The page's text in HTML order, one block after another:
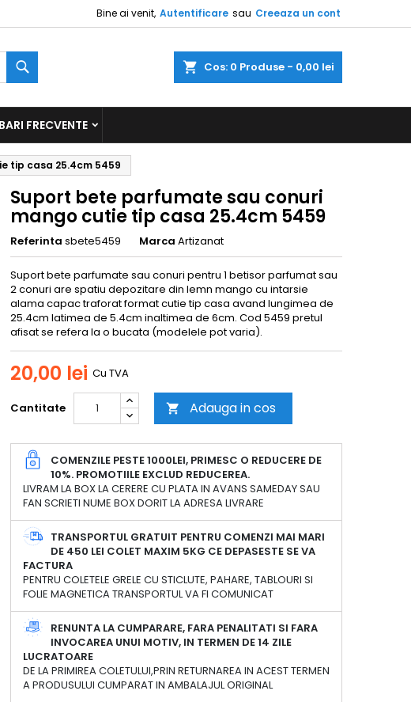
Bine ai venit, Autentificare sau Creeaza un cont
Cos 0 Produse - 0,00 lei
FRECVENTE
tip casa 25.4cm 5459
Suport bete parfumate sau conuri
mango cutie tip casa 25.4cm 5459
Referinta sbete5459 Marca Artizanat
Suport bete parfumate sau conuri pentru 1 betisor parfumat sau
2 conuri are spatiu depozitare din lemn mango cu intarsie
alama capac traforat format cutie tip casa avand lungimea de
25.4cm latimea de 5.4cm inaltimea de 6cm. Cod 5459 pretul
afisat se refera la o bucata (modelele pot varia).
20,00 lei Cu TVA
Cantitate  Adauga in cos
COMENZILE PESTE 1000LEI, PRIMESC O REDUCERE DE
10%. PROMOTIILE EXCLUD REDUCEREA.
LIVRAM LA BOX LA CERERE CU PLATA IN AVANS SAMEDAY SAU
FAN SCRIETI NUME BOX DORIT LA ADRESA LIVRARE
TRANSPORTUL GRATUIT PENTRU COMENZI MAI MARI
DE 450 LEI COLET MAXIM 5KG CE DEPASESTE SE VA
FACTURA
PENTRU COLETELE GRELE CU STICLUTE, PAHARE, TABLOURI SI
FOLIE MAGNETICA TRANSPORTUL VA FI COMUNICAT
RENUNTA LA CUMPARARE, FARA PENALITATI SI FARA
INVOCAREA UNUI MOTIV, IN TERMEN DE 14 ZILE
LUCRATOARE
DE LA PRIMIREA COLETULUI,PRIN RETURNAREA IN ACEST TERMEN
A PRODUSULUI CUMPARAT IN AMBALAJUL ORIGINAL